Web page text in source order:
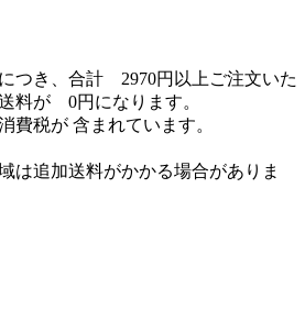
つき、合計 2970円以上ご注文いた
料が 0円になります。
費税が 含まれています。
は追加送料がかかる場合がありま